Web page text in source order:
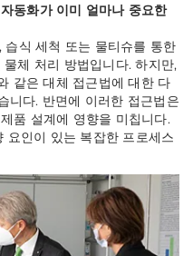
동화가 이미 얼마나 중요한
습식 세척 또는 물티슈를 통한
체 처리 방법입니다. 하지만,
같은 대체 접근법에 대한 다
니다. 반면에 이러한 접근법은
품 설계에 영향을 미칩니다.
인이 있는 복잡한 프로세스